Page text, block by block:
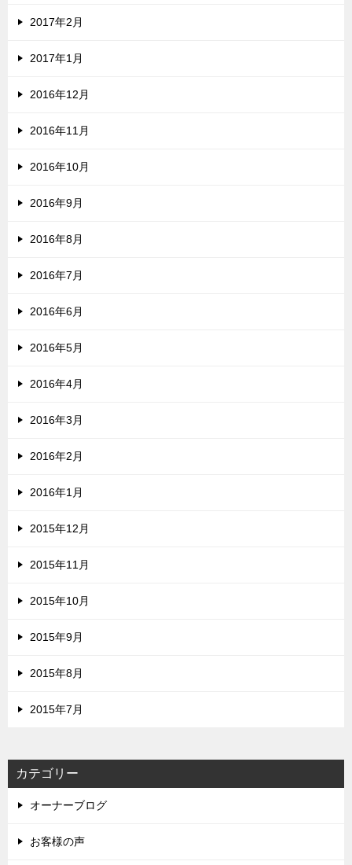
2017年2月
2017年1月
2016年12月
2016年11月
2016年10月
2016年9月
2016年8月
2016年7月
2016年6月
2016年5月
2016年4月
2016年3月
2016年2月
2016年1月
2015年12月
2015年11月
2015年10月
2015年9月
2015年8月
2015年7月
カテゴリー
オーナーブログ
お客様の声